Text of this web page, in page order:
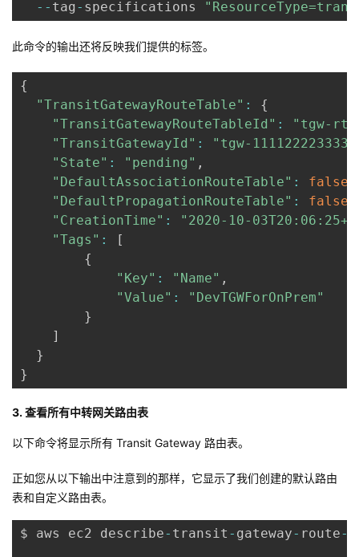
-- tag - specifications
此命令的输出还将反映我们提供的标签。
{
"TransitGatewayRouteTable" :
{
"TransitGatewayRouteTableId" :
"tgw-rtb-
"TransitGatewayId" :
"tgw-
"State" : "pending" ,
"DefaultAssociationRouteTable" : false
"DefaultPropagationRouteTable" : false
"CreationTime" :
"2020-10-
"Tags" :
[
{
"Key" : "Name" ,
"Value" :
"DevTGWForOnPrem"
}
]
}
}
3. 查看所有中转网关路由表
以下命令将显示所有 Transit Gateway 路由表。
正如您从以下输出中注意到的那样，它显示了我们创建的默认路由
表和自定义路由表。
$ aws ec2 describe- transit - gateway- route-